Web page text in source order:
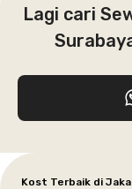
Lagi cari
Kost Terbaik di